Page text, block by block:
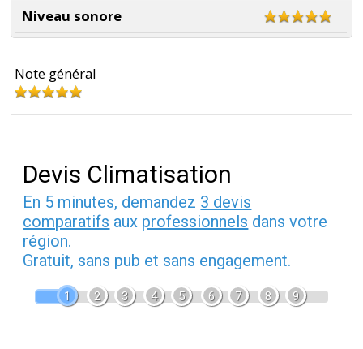
Niveau sonore
Note général
Devis Climatisation
En 5 minutes, demandez 3 devis
comparatifs aux professionnels dans votre
région.
Gratuit, sans pub et sans engagement.
1 2 3 4 5 6 7 8 9